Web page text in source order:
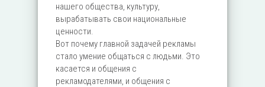
нашего общества, культуру,
вырабатывать свои национальные
ценности.
Вот почему главной задачей рекламы
стало умение общаться с людьми. Это
касается и общения с
рекламодателями, и общения с